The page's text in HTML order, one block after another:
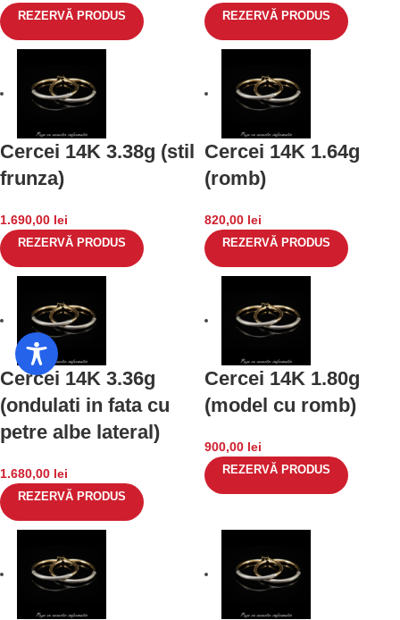
REZERVĂ PRODUS REZERVĂ PRODUS
Cercei 14K 3.38g (stil
frunza)
1.690,00 lei
REZERVĂ PRODUS
Cercei 14K 1.64g
(romb)
820,00 lei
REZERVĂ PRODUS
Cercei 14K 3.36g
(ondulati in fata cu
petre albe lateral)
1.680,00 lei
REZERVĂ PRODUS
Cercei 14K 1.80g
(model cu romb)
900,00 lei
REZERVĂ PRODUS